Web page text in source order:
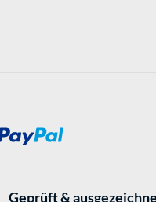
Geprüft &